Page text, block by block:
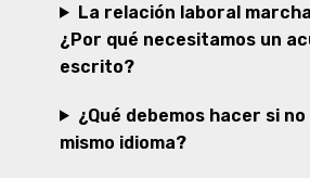
La relación laboral
¿Por qué necesitamos un
escrito?
¿Qué debemos hacer si
mismo idioma?